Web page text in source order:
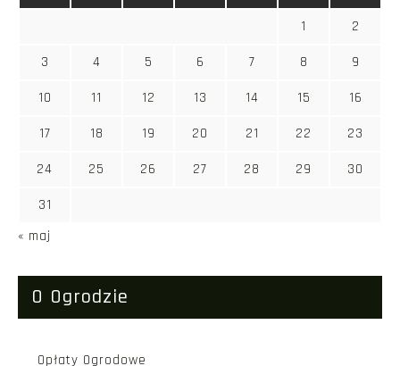
1 2
3 4 5 6 7 8 9
10 11 12 13 14 15 16
17 18 19 20 21 22 23
24 25 26 27 28 29 30
31
« maj
O Ogrodzie
Opłaty Ogrodowe